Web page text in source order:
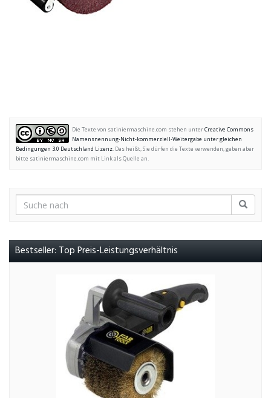
Die Texte von satiniermaschine.com stehen unterCreative Commons
Namensnennung-Nicht-kommerziell-Weitergabe unter gleichen
Bedingungen 3.0 Deutschland Lizenz. Das heißt, Sie dürfen die Texte verwenden, geben aber
bitte satiniermaschine.com mit Link als Quelle an.
Bestseller: Top Preis-Leistungsverhältnis